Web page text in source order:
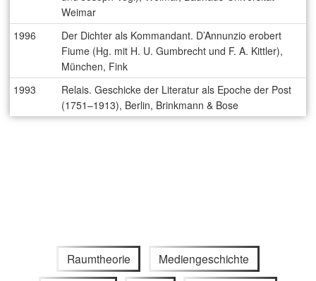
Weimar
1996
Der Dichter als Kommandant. D’Annunzio erobert
Fiume (Hg. mit H. U. Gumbrecht und F. A. Kittler),
München, Fink
1993
Relais. Geschicke der Literatur als Epoche der Post
(1751–1913), Berlin, Brinkmann & Bose
Raumtheorie Mediengeschichte